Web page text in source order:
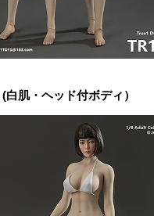
白肌・ヘッド付ボディ）